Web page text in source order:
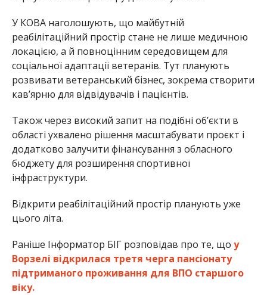
У КОВА наголошують, що майбутній
реабілітаційний простір стане не лише медичною
локацією, а й повноцінним середовищем для
соціальної адаптації ветеранів. Тут планують
розвивати ветеранський бізнес, зокрема створити
кав’ярню для відвідувачів і пацієнтів.
Також через високий запит на подібні об’єкти в
області ухвалено рішення масштабувати проєкт і
додатково залучити фінансування з обласного
бюджету для розширення спортивної
інфраструктури.
Відкрити реабілітаційний простір планують уже
цього літа.
Раніше Інформатор БІГ розповідав про те, що у
Ворзелі відкрилася третя черга пансіонату
підтриманого проживання для ВПО старшого
віку.